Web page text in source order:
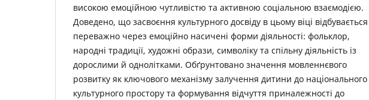
високою емоційною чутливістю та активною соціальною взаємодією.
Доведено, що засвоєння культурного досвіду в цьому віці відбувається
переважно через емоційно насичені форми діяльності: фольклор,
народні традиції, художні образи, символіку та спільну діяльність із
дорослими й однолітками. Обґрунтовано значення мовленнєвого
розвитку як ключового механізму залучення дитини до національного
культурного простору та формування відчуття приналежності до